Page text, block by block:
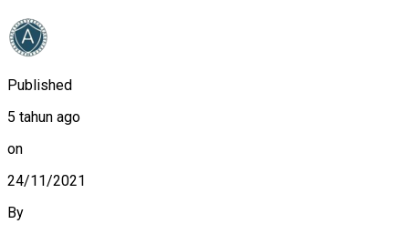
Published
5 tahun ago
on
24/11/2021
By